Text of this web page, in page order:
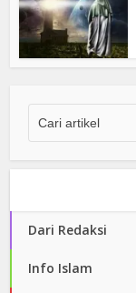
Dari Redaksi
Info Islam